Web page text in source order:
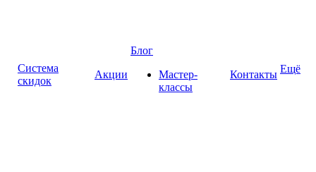
Система
скидок
Акции
Блог
Мастер-
классы
Контакты Ещё